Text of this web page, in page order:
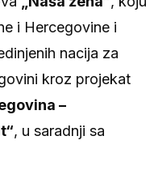
i Hercegovine i
nacija za
kroz projekat
–
, u saradnji sa